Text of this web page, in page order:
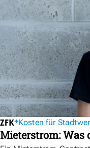
Kosten für
Mieterstrom: Was